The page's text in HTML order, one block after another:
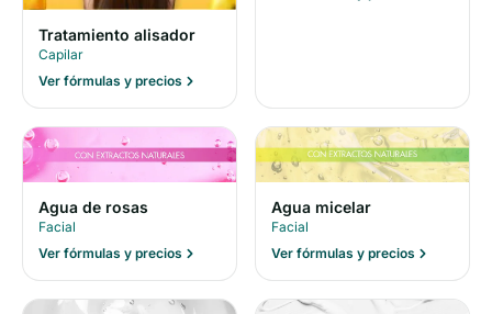
Tratamiento alisador
Capilar
Ver fórmulas y precios
Agua de rosas
Facial
Ver fórmulas y precios
Agua micelar
Facial
Ver fórmulas y precios